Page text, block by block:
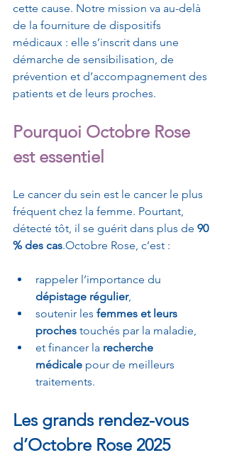
cette cause. Notre mission va au-delà
de la fourniture de dispositifs
médicaux : elle s’inscrit dans une
démarche de sensibilisation, de
prévention et d’accompagnement des
patients et de leurs proches.
Pourquoi Octobre Rose
est essentiel
Le cancer du sein est le cancer le plus
fréquent chez la femme. Pourtant,
détecté tôt, il se guérit dans plus de 90
% des cas.Octobre Rose, c’est :
rappeler l’importance du
dépistage régulier,
soutenir les femmes et leurs
proches touchés par la maladie,
et financer la recherche
médicale pour de meilleurs
traitements.
Les grands rendez-vous
d’Octobre Rose 2025